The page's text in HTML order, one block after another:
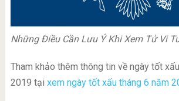
Những Điều Cần Lưu Ý Khi Xem Tử Vi
Tham khảo thêm thông tin về ngày tốt
2019 tại xem ngày tốt xấu tháng 6 năm